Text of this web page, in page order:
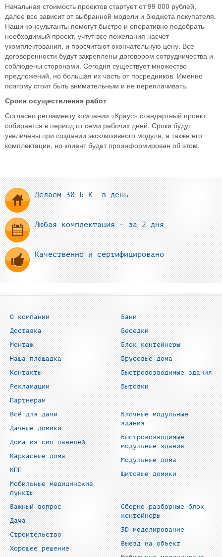
Начальная стоимость проектов стартует от 99 000 рублей,
далее все зависит от выбранной модели и бюджета покупателя.
Наши консультанты помогут быстро и оперативно подобрать
необходимый проект, учтут все пожелания насчет
укомплектования, и просчитают окончательную цену. Все
договоренности будут закреплены договором сотрудничества и
соблюдены сторонами. Сегодня существует множество
предложений, но большая их часть от посредников. Именно
поэтому стоит быть внимательным и не переплачивать.
Сроки осуществления работ
Согласно регламенту компании «Краус» стандартный проект
собирается в период от семи рабочих дней. Сроки будут
увеличены при создании эксклюзивного модуля, а также его
комплектации, но клиент будет проинформирован об этом.
Делаем 30 Б.К. в день
Любая комплектация - за 2 дня
Качественно и сертифицировано
О компании
Доставка
Монтаж
Наша площадка
Контакты
Рекламации
Партнерам
Бани
Беседки
Блок контейнеры
Брусовые дома
Быстровозводимые здания
Бытовки
Всё для дачи
Дачные домики
Дома из сип панелей
Каркасные дома
КПП
Мобильные медицинские
пункты
Блочные модульные
здания
Быстровозводимые
модульные здания
Модульные дома
Щитовые домики
Важный вопрос
Дача
Строительство
Хорошее решение
Сборно-разборные блок
контейнеры
3D моделирование
Выезд на объект